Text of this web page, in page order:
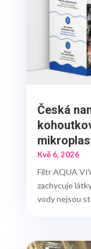
Česká
Kvě 6, 2026
Filtr AQUA
zachycuje
vody nejsou